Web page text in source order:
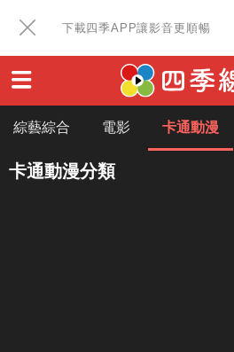
下載四季APP讓影音更順暢
綜藝綜合 電影 卡通動漫
卡通動漫分類